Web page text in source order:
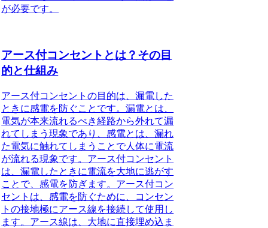
が必要です。
アース付コンセントとは？その目
的と仕組み
アース付コンセントの目的は、漏電した
ときに感電を防ぐことです。漏電とは、
電気が本来流れるべき経路から外れて漏
れてしまう現象であり、感電とは、漏れ
た電気に触れてしまうことで人体に電流
が流れる現象です。アース付コンセント
は、漏電したときに電流を大地に逃がす
ことで、感電を防ぎます。アース付コン
セントは、感電を防ぐために、コンセン
トの接地極にアース線を接続して使用し
ます。アース線は、大地に直接埋め込ま